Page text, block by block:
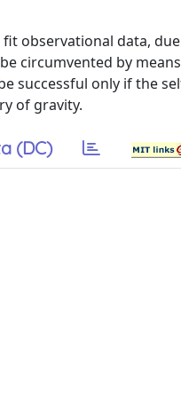
observational data,
circumvented by
successful only if the
of gravity.
(DC)